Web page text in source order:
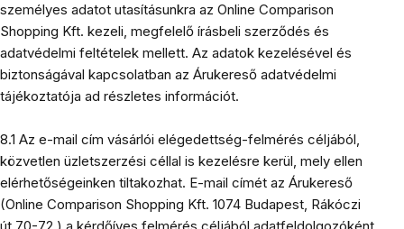
személyes adatot utasításunkra az Online Comparison
Shopping Kft. kezeli, megfelelő írásbeli szerződés és
adatvédelmi feltételek mellett. Az adatok kezelésével és
biztonságával kapcsolatban az Árukereső adatvédelmi
tájékoztatója ad részletes információt.
8.1 Az e-mail cím vásárlói elégedettség-felmérés céljából,
közvetlen üzletszerzési céllal is kezelésre kerül, mely ellen
elérhetőségeinken tiltakozhat. E-mail címét az Árukereső
(Online Comparison Shopping Kft. 1074 Budapest, Rákóczi